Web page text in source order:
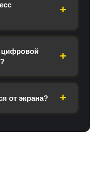
цифровой
от экрана?